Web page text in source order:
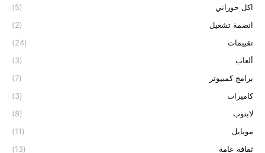
اكل حوراني
(5)
انضمة تشغيل
(2)
تقييمات
(24)
ألعاب
(3)
برامج كمبيوتر
(7)
كاميرات
(3)
لابتوب
(8)
موبايل
(11)
ثقافة عامة
(13)